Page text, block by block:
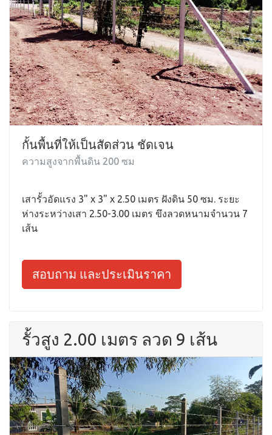
กั้นพื้นที่ให้เป็นสัดส่วน ชัดเจน
ความสูงจากพื้นดิน 200 ซม
เสารั้วอัดแรง 3" x 3" x 2.50 เมตร ฝังดิน 50 ซม. ระยะ
ห่างระหว่างเสา 2.50-3.00 เมตร ขึงลวดหนามจำนวน 7
เส้น
สอบถาม และประเมินราคา
รั้วสูง 2.00 เมตร ลวด 9 เส้น